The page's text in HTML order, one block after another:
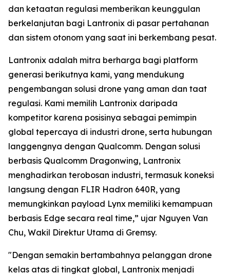
dan ketaatan regulasi memberikan keunggulan
berkelanjutan bagi Lantronix di pasar pertahanan
dan sistem otonom yang saat ini berkembang pesat.
Lantronix adalah mitra berharga bagi platform
generasi berikutnya kami, yang mendukung
pengembangan solusi drone yang aman dan taat
regulasi. Kami memilih Lantronix daripada
kompetitor karena posisinya sebagai pemimpin
global tepercaya di industri drone, serta hubungan
langgengnya dengan Qualcomm. Dengan solusi
berbasis Qualcomm Dragonwing, Lantronix
menghadirkan terobosan industri, termasuk koneksi
langsung dengan FLIR Hadron 640R, yang
memungkinkan payload Lynx memiliki kemampuan
berbasis Edge secara real time,” ujar Nguyen Van
Chu, Wakil Direktur Utama di Gremsy.
"Dengan semakin bertambahnya pelanggan drone
kelas atas di tingkat global, Lantronix menjadi